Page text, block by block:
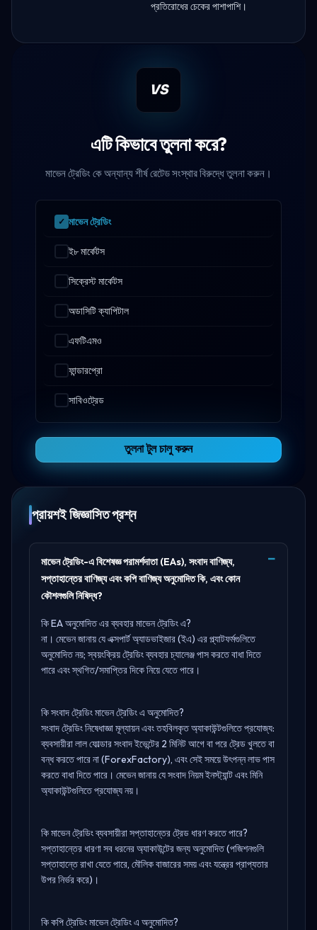
প্রতিরোধের চেকের পাশাপাশি।
VS
এটি কিভাবে তুলনা করে?
মাভেন ট্রেডিং কে অন্যান্য শীর্ষ রেটেড সংস্থার বিরুদ্ধে তুলনা করুন।
মাভেন ট্রেডিং
ই৮ মার্কেটস
সিক্রেস্ট মার্কেটস
অডাসিটি ক্যাপিটাল
এফটিএমও
ফান্ডারপ্রো
সাবিওট্রেড
তুলনা টুল চালু করুন
প্রায়শই জিজ্ঞাসিত প্রশ্ন
মাভেন ট্রেডিং-এ বিশেষজ্ঞ পরামর্শদাতা (EAs), সংবাদ বাণিজ্য,
সপ্তাহান্তের বাণিজ্য এবং কপি বাণিজ্য অনুমোদিত কি, এবং কোন
কৌশলগুলি নিষিদ্ধ?
কি EA অনুমোদিত এর ব্যবহার মাভেন ট্রেডিং এ?
না। মেভেন জানায় যে এক্সপার্ট অ্যাডভাইজার (ইএ) এর প্ল্যাটফর্মগুলিতে
অনুমোদিত নয়; স্বয়ংক্রিয় ট্রেডিং ব্যবহার চ্যালেঞ্জ পাস করতে বাধা দিতে
পারে এবং স্থগিত/সমাপ্তির দিকে নিয়ে যেতে পারে।
কি সংবাদ ট্রেডিং মাভেন ট্রেডিং এ অনুমোদিত?
সংবাদ ট্রেডিং নিষেধাজ্ঞা মূল্যায়ন এবং তহবিলকৃত অ্যাকাউন্টগুলিতে প্রযোজ্য:
ব্যবসায়ীরা লাল ফোল্ডার সংবাদ ইভেন্টের 2 মিনিট আগে বা পরে ট্রেড খুলতে বা
বন্ধ করতে পারে না (ForexFactory), এবং সেই সময়ে উৎপন্ন লাভ পাস
করতে বাধা দিতে পারে। মেভেন জানায় যে সংবাদ নিয়ম ইনস্ট্যান্ট এবং মিনি
অ্যাকাউন্টগুলিতে প্রযোজ্য নয়।
কি মাভেন ট্রেডিং ব্যবসায়ীরা সপ্তাহান্তের ট্রেড ধারণ করতে পারে?
সপ্তাহান্তের ধারণা সব ধরনের অ্যাকাউন্টের জন্য অনুমোদিত (পজিশনগুলি
সপ্তাহান্তে রাখা যেতে পারে, মৌলিক বাজারের সময় এবং যন্ত্রের প্রাপ্যতার
উপর নির্ভর করে)।
কি কপি ট্রেডিং মাভেন ট্রেডিং এ অনুমোদিত?